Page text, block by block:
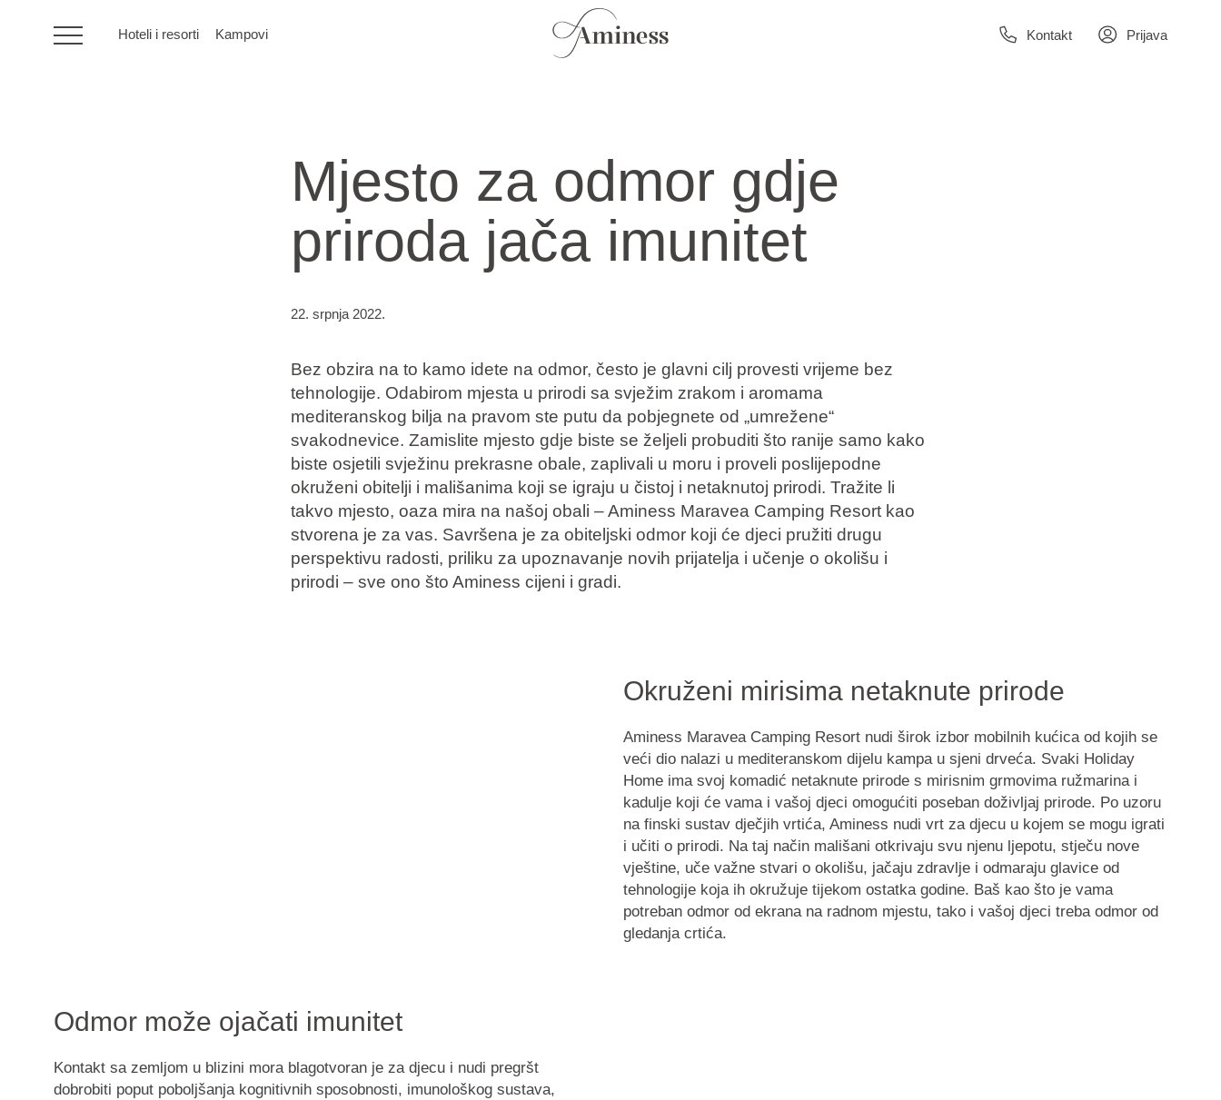
Hoteli i resorti Kampovi Kontakt Prijava
Mjesto za odmor gdje
priroda jača imunitet
22. srpnja 2022.
Bez obzira na to kamo idete na odmor, često je glavni cilj provesti vrijeme bez
tehnologije. Odabirom mjesta u prirodi sa svježim zrakom i aromama
mediteranskog bilja na pravom ste putu da pobjegnete od „umrežene“
svakodnevice. Zamislite mjesto gdje biste se željeli probuditi što ranije samo kako
biste osjetili svježinu prekrasne obale, zaplivali u moru i proveli poslijepodne
okruženi obitelji i mališanima koji se igraju u čistoj i netaknutoj prirodi. Tražite li
takvo mjesto, oaza mira na našoj obali – Aminess Maravea Camping Resort kao
stvorena je za vas. Savršena je za obiteljski odmor koji će djeci pružiti drugu
perspektivu radosti, priliku za upoznavanje novih prijatelja i učenje o okolišu i
prirodi – sve ono što Aminess cijeni i gradi.
Okruženi mirisima netaknute prirode
Aminess Maravea Camping Resort nudi širok izbor mobilnih kućica od kojih se
veći dio nalazi u mediteranskom dijelu kampa u sjeni drveća. Svaki Holiday
Home ima svoj komadić netaknute prirode s mirisnim grmovima ružmarina i
kaduljekoji će vama i vašoj djeci omogućiti poseban doživljaj prirode. Po uzoru
na finski sustav dječjih vrtića, Aminess nudi vrt za djecu u kojem se mogu igrati
i učiti o prirodi. Na taj način mališani otkrivaju svu njenu ljepotu, stječu nove
vještine, uče važne stvari o okolišu, jačaju zdravlje i odmaraju glavice od
tehnologije koja ih okružuje tijekom ostatka godine. Baš kao što je vama
potreban odmor od ekrana na radnom mjestu, tako i vašoj djeci treba odmor od
gledanja crtića.
Odmor može ojačati imunitet
Kontakt sa zemljom u blizini mora blagotvoran je za djecu i nudi pregršt
dobrobiti poput poboljšanja kognitivnih sposobnosti, imunološkog sustava,